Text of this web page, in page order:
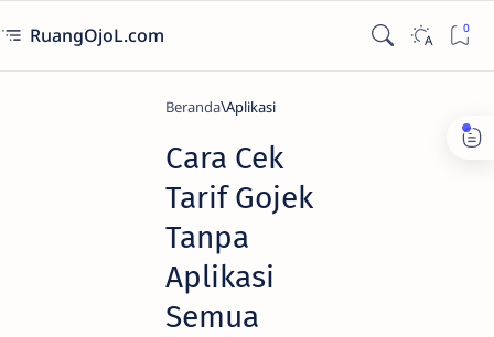
RuangOjoL.com
Beranda Aplikasi
Cara Cek
Tarif Gojek
Tanpa
Aplikasi
Semua